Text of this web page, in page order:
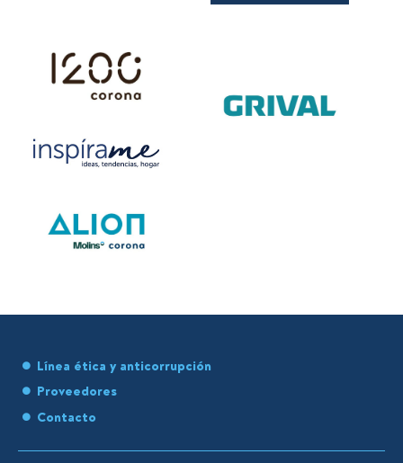
Línea ética y anticorrupción
Proveedores
Contacto